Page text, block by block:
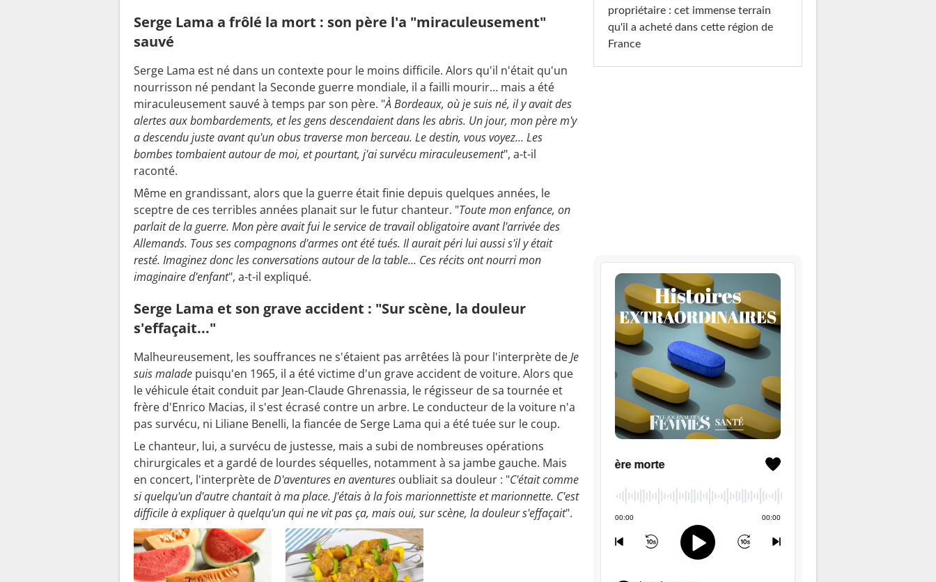
Serge Lama a frôlé la mort : son père l'a "miraculeusement"
sauvé
Serge Lama est né dans un contexte pour le moins difficile. Alors qu'il n'était qu'un
nourrisson né pendant la Seconde guerre mondiale, il a failli mourir… mais a été
miraculeusement sauvé à temps par son père. "À Bordeaux, où je suis né, il y avait des
alertes aux bombardements, et les gens descendaient dans les abris. Un jour, mon père m'y
a descendu juste avant qu'un obus traverse mon berceau. Le destin, vous voyez… Les
bombes tombaient autour de moi, et pourtant, j'ai survécu miraculeusement", a-t-il
raconté.
Même en grandissant, alors que la guerre était finie depuis quelques années, le
sceptre de ces terribles années planait sur le futur chanteur. "Toute mon enfance, on
parlait de la guerre. Mon père avait fui le service de travail obligatoire avant l'arrivée des
Allemands. Tous ses compagnons d'armes ont été tués. Il aurait péri lui aussi s'il y était
resté. Imaginez donc les conversations autour de la table… Ces récits ont nourri mon
imaginaire d'enfant", a-t-il expliqué.
Serge Lama et son grave accident : "Sur scène, la douleur
s'effaçait..."
Malheureusement, les souffrances ne s'étaient pas arrêtées là pour l'interprète deJe
suis malade puisqu'en 1965, il a été victime d'un grave accident de voiture. Alors que
le véhicule était conduit par Jean-Claude Ghrenassia, le régisseur de sa tournée et
frère d'Enrico Macias, il s'est écrasé contre un arbre. Le conducteur de la voiture n'a
pas survécu, ni Liliane Benelli, la fiancée de Serge Lama qui a été tuée sur le coup.
Le chanteur, lui, a survécu de justesse, mais a subi de nombreuses opérations
chirurgicales et a gardé de lourdes séquelles, notamment à sa jambe gauche. Mais
en concert, l'interprète deD'aventures en aventures oubliait sa douleur : "C'était comme
si quelqu'un d'autre chantait à ma place. J'étais à la fois marionnettiste et marionnette. C'est
difficile à expliquer à quelqu'un qui ne vit pas ça, mais oui, sur scène, la douleur s'effaçait".
propriétaire : cet immense terrain
qu'il a acheté dans cette région de
France